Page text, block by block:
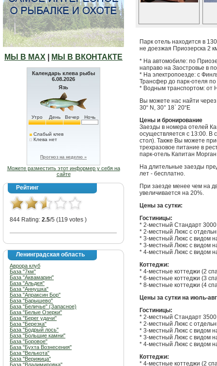
МЫ В МАХ МЫ В ВКОНТАКТЕ
Календарь клева рыбы
6.08.2026
Язь
Утро День Вечер Ночь
Слабый клев
Клева нет
Прогноз на неделю »
Можете разместить этот информер у себя на
сайте
Рейтинг
844 Rating: 2.5/5 (119 votes )
Ленинградская область
Аврора клуб
База "7км"
База "Аквамарин"
База "Альдея"
База "Аннушка"
База "Апраксин Бор"
База "Барышево"
База "Беличье" (Запасное)
База "Белые Озерки"
База "Берег удачи"
База "Березка"
База "Бодрый лось"
База "Большие камни"
База "Боровое"
База "Бухта Вознесения"
База "Велькота"
База "Верижица"
База "Владимировка"
Парк отель находится в
не доезжая Приозерска 2
* На автомобиле: по
направо на Заостровье в
* На электропоезде: с
Трансфер до парк-отеля по
* Водным транспортом: от
Вы можете нас найти
30“ N, 30° 18` 20“E
Цены и бронирование
Заезды в номера отелей
осуществляется с 13:00. В
стол). Также Вы можете
трехразовое питание в
парк-отель Капитан
На длительные заезды
лет - бесплатно.
При заезде менее чем на
увеличивается на 20%.
Цены за сутки:
Гостиницы:
* 2-местный Стандарт 3000
* 2-местный Люкс с
* 3-местный Люкс с видом
* 3-местный Люкс с видом
* 4-местный Люкс с видом
Коттеджи:
* 4-местные коттеджи (2
* 6-местные коттеджи (3
* 8-местные коттеджи (4
Цены за сутки на июль-
Гостиницы:
* 2-местный Стандарт 3500
* 2-местный Люкс с
* 3-местный Люкс с видом
* 3-местный Люкс с видом
* 4-местный Люкс с видом
Коттеджи:
* 4-местные коттеджи (2